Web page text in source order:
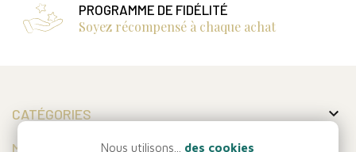
PROGRAMME DE FIDÉLITÉ
Soyez récompensé à chaque achat
CATÉGORIES 
MON COMPTE Nous utilisons... des cookies